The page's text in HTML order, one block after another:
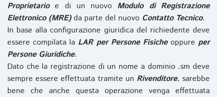
Proprietarioe di un nuovo Modulo di Registrazione
Elettronico (MRE)da parte del nuovo Contatto Tecnico.
In base alla configurazione giuridica del richiedente deve
essere compilata la LAR per Persone Fisicheoppure per
Persone Giuridiche.
Dato che la registrazione di un nome a dominio .sm deve
sempre essere effettuata tramite un Rivenditore, sarebbe
bene che anche questa operazione venga effettuata